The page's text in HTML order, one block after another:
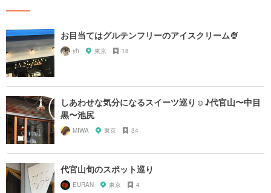
お目当てはグルテンフリーのアイスクリーム🍨
yh 東京 18
しあわせな気分になるスイーツ巡り☺︎♪代官山〜中目
黒〜池尻
MIWA 東京 34
代官山旬のスポット巡り
EURAN 東京 4